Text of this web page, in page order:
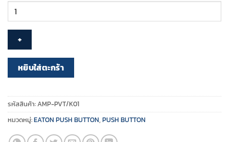
จำนวน
EATON
–
Emergency
Stop
AMP-
(Compelet
Set,
1NC)
ชิ้น
หยิบใส่ตะกร้า
รหัสสินค้า:AMP-PVT/K01
หมวดหมู่:EATON PUSH BUTTON, PUSH BUTTON